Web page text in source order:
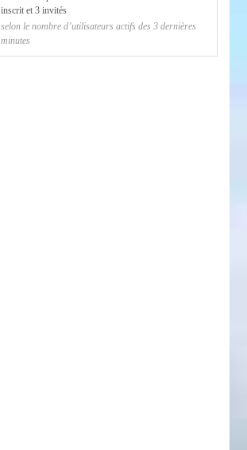
inscrit et 3 invités
selon le nombre d’utilisateurs actifs des 3 dernières
minutes